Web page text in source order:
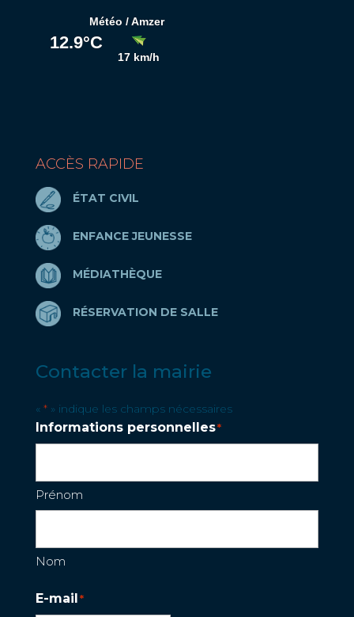
ACCÈS RAPIDE
ÉTAT CIVIL
ENFANCE JEUNESSE
MÉDIATHÈQUE
RÉSERVATION DE SALLE
Contacter la mairie
« *» indique les champs nécessaires
Informations personnelles*
Prénom
Nom
E-mail *